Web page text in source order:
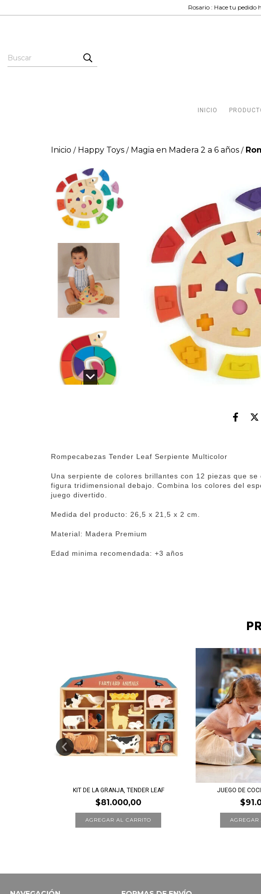
Rosario : Hace tu pedido
INICIO
Inicio / Happy Toys / Magia en Madera 2 a 6 años /
Rompecabezas Tender Leaf Serpiente Multicolor
Una serpiente de colores brillantes con 12 piezas que se
figura tridimensional debajo. Combina los colores del
juego divertido.
Medida del producto: 26,5 x 21,5 x 2 cm.
Material: Madera Premium
Edad minima recomendada: +3 años
KIT DE LA GRANJA, TENDER LEAF
$81.000,00
JUEGO DE